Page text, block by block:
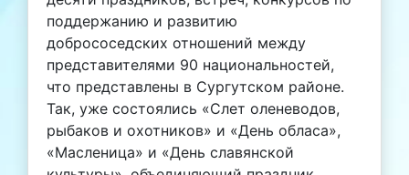
поддержанию и развитию
добрососедских отношений между
представителями 90 национальностей,
что представлены в Сургутском районе.
Так, уже состоялись «Слет оленеводов,
рыбаков и охотников» и «День обласа»,
«Масленица» и «День славянской